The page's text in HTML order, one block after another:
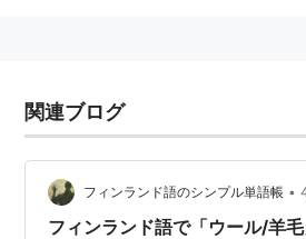
関連ブログ
フィンランド語のシンプル単語帳 •
フィンランド語で「ウール/羊毛